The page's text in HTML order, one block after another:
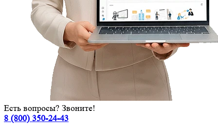
Есть вопросы? Звоните!
8 (800) 350-24-43